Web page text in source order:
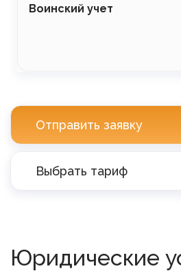
Воинский учет
Отправить заявку
Выбрать тариф
Юридические